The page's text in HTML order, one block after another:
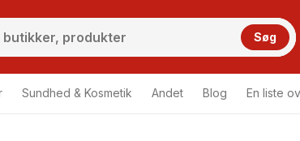
Søg
Sundhed & Kosmetik Andet Blog En liste